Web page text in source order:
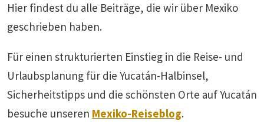
Hier findest du alle Beiträge, die wir über Mexiko
geschrieben haben.
Für einen strukturierten Einstieg in die Reise- und
Urlaubsplanung für die Yucatán-Halbinsel,
Sicherheitstipps und die schönsten Orte auf Yucatán
besuche unseren Mexiko-Reiseblog.